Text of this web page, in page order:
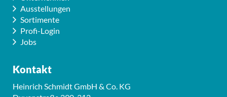
Ausstellungen
Sortimente
Profi-Login
Jobs
Kontakt
Heinrich Schmidt GmbH & Co. KG